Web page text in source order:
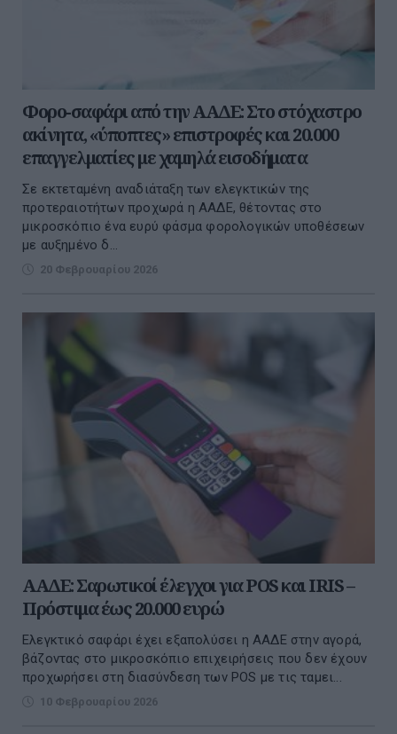
Φορο-σαφάρι από την ΑΑΔΕ: Στο στόχαστρο
ακίνητα, «ύποπτες» επιστροφές και 20.000
επαγγελματίες με χαμηλά εισοδήματα
Σε εκτεταμένη αναδιάταξη των ελεγκτικών της
προτεραιοτήτων προχωρά η ΑΑΔΕ, θέτοντας στο
μικροσκόπιο ένα ευρύ φάσμα φορολογικών υποθέσεων
με αυξημένο δ...
20 Φεβρουαρίου 2026
ΑΑΔΕ: Σαρωτικοί έλεγχοι για POS και IRIS –
Πρόστιμα έως 20.000 ευρώ
Ελεγκτικό σαφάρι έχει εξαπολύσει η ΑΑΔΕ στην αγορά,
βάζοντας στο μικροσκόπιο επιχειρήσεις που δεν έχουν
προχωρήσει στη διασύνδεση των POS με τις ταμει...
10 Φεβρουαρίου 2026